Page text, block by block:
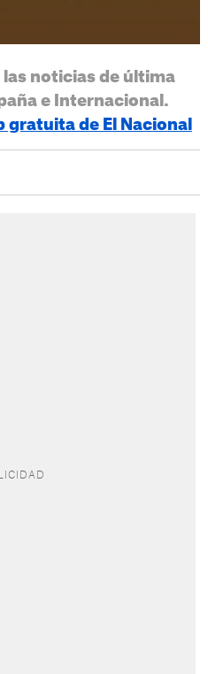
las noticias de última
e Internacional.
gratuita de El Nacional